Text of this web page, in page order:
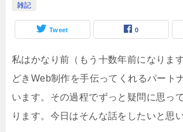
雑記
Tweet 0
私はかなり前（もう十数年前になりま
どきWeb制作を手伝ってくれるパート
います。その過程でずっと疑問に思っ
ります。今日はそんな話をしたいと思い